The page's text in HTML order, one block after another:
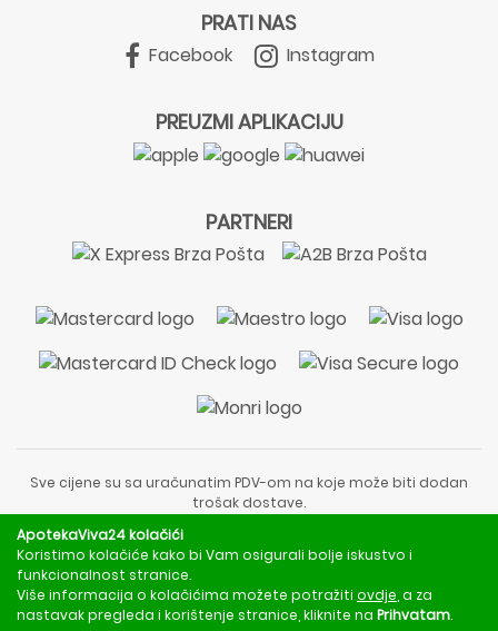
PRATI NAS
Facebook Instagram
PREUZMI APLIKACIJU
PARTNERI
Sve cijene su sa uračunatim PDV-om na koje može biti dodan
trošak dostave.
liječnički pregled ili savjet farmaceuta.
Za obavijesti o mjerama opreza, rizicima i nuspojavama
obratite se svom liječniku ili farmaceutu.
Copyright © 2020 - 2026 | ApotekaViva24 | Sva prava zadržava
ApotekaViva24 kolačići
Koristimo kolačiće kako bi Vam osigurali bolje iskustvo i
funkcionalnost stranice.
Više informacija o kolačićima možete potražiti ovdje , a za
nastavak pregleda i korištenje stranice, kliknite na Prihvatam.